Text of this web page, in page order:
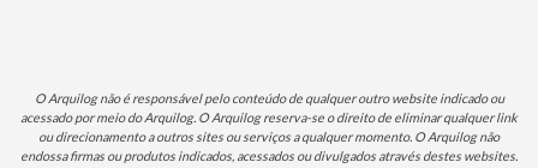
O Arquilog não é responsável pelo conteúdo de qualquer outro website indicado ou
acessado por meio do Arquilog. O Arquilog reserva-se o direito de eliminar qualquer link
ou direcionamento a outros sites ou serviços a qualquer momento. O Arquilog não
endossa firmas ou produtos indicados, acessados ou divulgados através destes websites.